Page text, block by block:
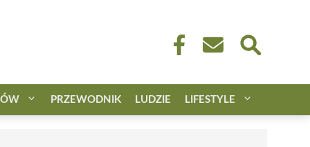
PRZEWODNIK LUDZIE LIFESTYLE